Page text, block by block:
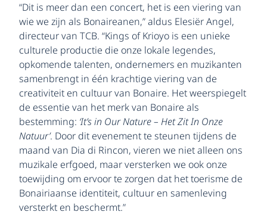
“Dit is meer dan een concert, het is een viering van
wie we zijn als Bonaireanen,” aldus Elesiër Angel,
directeur van TCB. “Kings of Krioyo is een unieke
culturele productie die onze lokale legendes,
opkomende talenten, ondernemers en muzikanten
samenbrengt in één krachtige viering van de
creativiteit en cultuur van Bonaire. Het weerspiegelt
de essentie van het merk van Bonaire als
bestemming: ‘It’s in Our Nature – Het Zit In Onze
Natuur’. Door dit evenement te steunen tijdens de
maand van Dia di Rincon, vieren we niet alleen ons
muzikale erfgoed, maar versterken we ook onze
toewijding om ervoor te zorgen dat het toerisme de
Bonairiaanse identiteit, cultuur en samenleving
versterkt en beschermt.”